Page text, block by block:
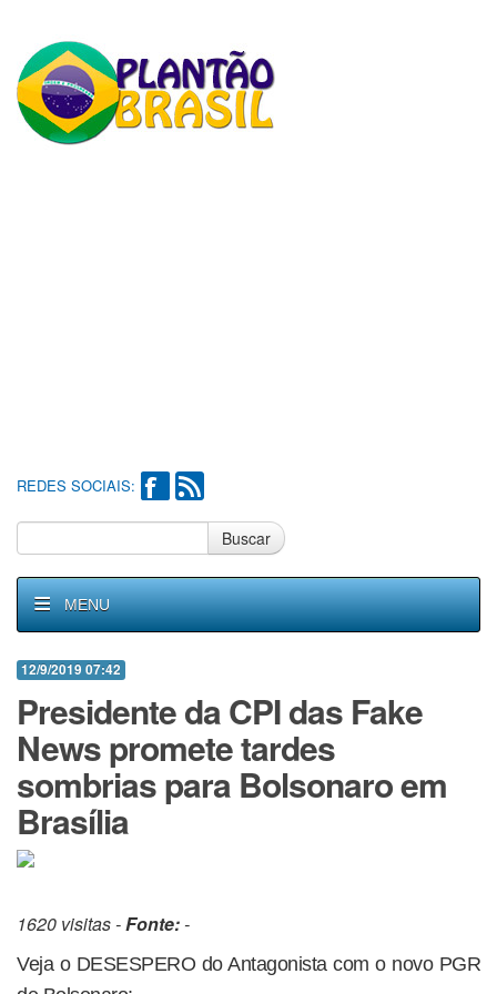
REDES SOCIAIS:
Buscar
MENU
12/9/2019 07:42
Presidente da CPI das Fake
News promete tardes
sombrias para Bolsonaro em
Brasília
1620 visitas -Fonte:-
Veja o DESESPERO do Antagonista com o novo PGR